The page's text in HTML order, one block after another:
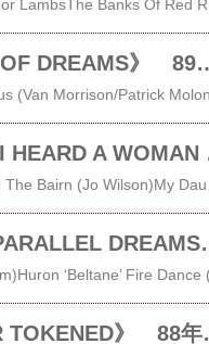
レビュー＃777 JOAN BAEZ 《
レビ
レビュー＃543
レビュー＃